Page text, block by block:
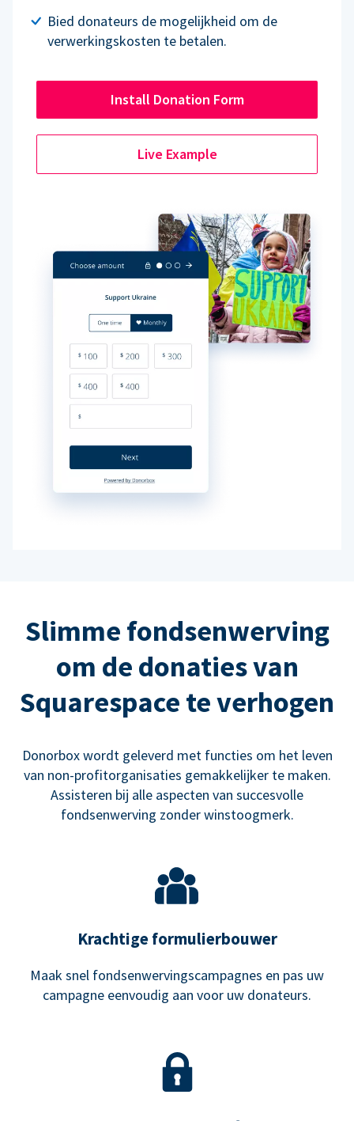
Bied donateurs de mogelijkheid om de
verwerkingskosten te betalen.
Install Donation Form
Live Example
Slimme fondsenwerving
om de donaties van
Squarespace te verhogen
Donorbox wordt geleverd met functies om het leven
van non-profitorganisaties gemakkelijker te maken.
Assisteren bij alle aspecten van succesvolle
fondsenwerving zonder winstoogmerk.
Krachtige formulierbouwer
Maak snel fondsenwervingscampagnes en pas uw
campagne eenvoudig aan voor uw donateurs.